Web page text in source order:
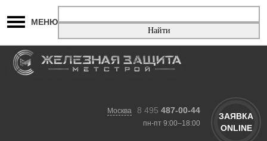
МЕНЮ
Москва 8 495 487-00-44
пн-пт 9:00–18:00
ЗАЯВКА
ONLINE